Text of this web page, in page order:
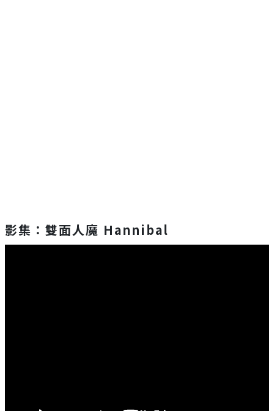
影集：雙面人魔 Hannibal